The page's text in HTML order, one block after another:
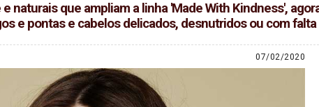
que ampliam a linha 'Made With Kindness',
e pontas e cabelos delicados, desnutridos ou com
07/02/2020